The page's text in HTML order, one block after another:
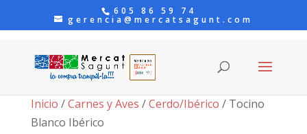
605 86 59 74
gerencia@mercatsagunt.com
Inicio /Carnes y Aves /Cerdo/Ibérico / Tocino
Blanco Ibérico